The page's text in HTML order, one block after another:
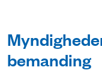
bemanding